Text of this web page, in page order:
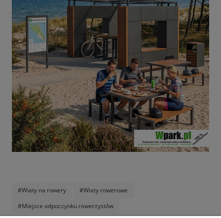
#Wiaty na rowery
#Wiaty rowerowe
#Miejsce odpoczynku rowerzystów